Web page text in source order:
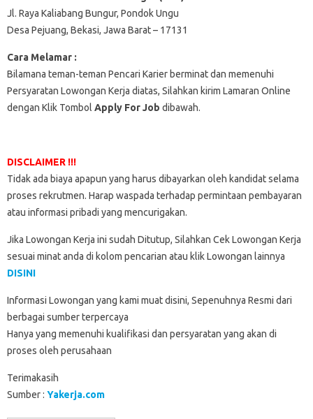
Jl. Raya Kaliabang Bungur, Pondok Ungu
Desa Pejuang, Bekasi, Jawa Barat – 17131
Cara Melamar :
Bilamana teman-teman Pencari Karier berminat dan memenuhi
Persyaratan Lowongan Kerja diatas, Silahkan kirim Lamaran Online
dengan Klik Tombol Apply For Job dibawah.
DISCLAIMER !!!
Tidak ada biaya apapun yang harus dibayarkan oleh kandidat selama
proses rekrutmen. Harap waspada terhadap permintaan pembayaran
atau informasi pribadi yang mencurigakan.
Jika Lowongan Kerja ini sudah Ditutup, Silahkan Cek Lowongan Kerja
sesuai minat anda di kolom pencarian atau klik Lowongan lainnya
DISINI
Informasi Lowongan yang kami muat disini, Sepenuhnya Resmi dari
berbagai sumber terpercaya
Hanya yang memenuhi kualifikasi dan persyaratan yang akan di
proses oleh perusahaan
Terimakasih
Sumber : Yakerja.com